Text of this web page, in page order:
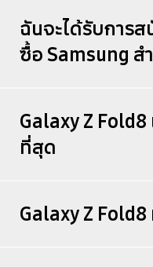
ฉันจะได้รับการ
ซื้อ Samsung ส
Galaxy Z Fold8
ที่สุด
Galaxy Z